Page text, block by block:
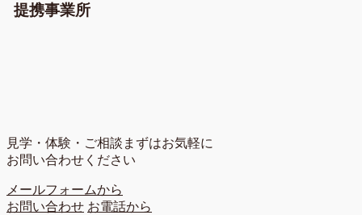
提携事業所
見学・体験・ご相談 まずはお気軽に
お問い合わせください
メールフォームから
お問い合わせ お電話から